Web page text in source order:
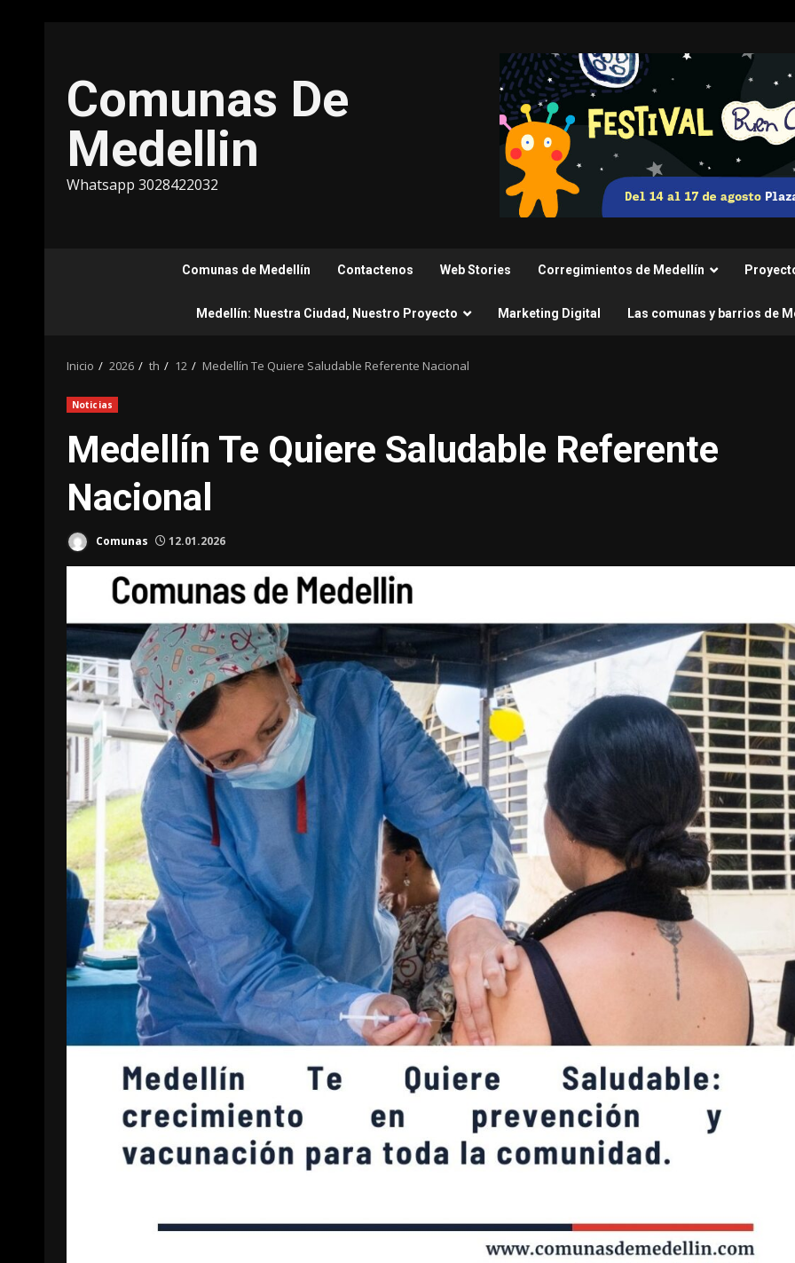
Comunas De
Medellin
Whatsapp 3028422032
Comunas de Medellín Contactenos Web Stories Corregimientos de Medellín
Medellín: Nuestra Ciudad, Nuestro Proyecto Marketing Digital Las comunas y barrios de
Inicio 2026 th 12 Medellín Te Quiere Saludable Referente Nacional
Noticias
Medellín Te Quiere Saludable Referente
Nacional
Comunas 12.01.2026